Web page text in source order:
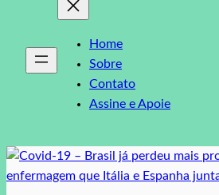
Home
Sobre
Contato
Assine e Apoie